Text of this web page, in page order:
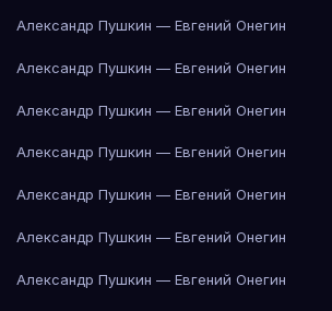
Александр Пушкин — Евгений Онегин
Александр Пушкин — Евгений Онегин
Александр Пушкин — Евгений Онегин
Александр Пушкин — Евгений Онегин
Александр Пушкин — Евгений Онегин
Александр Пушкин — Евгений Онегин
Александр Пушкин — Евгений Онегин